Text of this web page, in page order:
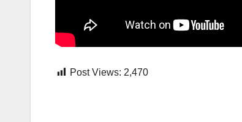
Post Views: 2,470